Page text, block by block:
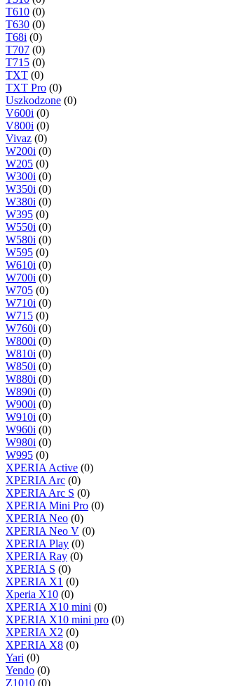
T610 (0)
T630 (0)
T68i (0)
T707 (0)
T715 (0)
TXT (0)
TXT Pro (0)
Uszkodzone (0)
V600i (0)
V800i (0)
Vivaz (0)
W200i (0)
W205 (0)
W300i (0)
W350i (0)
W380i (0)
W395 (0)
W550i (0)
W580i (0)
W595 (0)
W610i (0)
W700i (0)
W705 (0)
W710i (0)
W715 (0)
W760i (0)
W800i (0)
W810i (0)
W850i (0)
W880i (0)
W890i (0)
W900i (0)
W910i (0)
W960i (0)
W980i (0)
W995 (0)
XPERIA Active (0)
XPERIA Arc (0)
XPERIA Arc S (0)
XPERIA Mini Pro (0)
XPERIA Neo (0)
XPERIA Neo V (0)
XPERIA Play (0)
XPERIA Ray (0)
XPERIA S (0)
XPERIA X1 (0)
Xperia X10 (0)
XPERIA X10 mini (0)
XPERIA X10 mini pro (0)
XPERIA X2 (0)
XPERIA X8 (0)
Yari (0)
Yendo (0)
Z1010 (0)